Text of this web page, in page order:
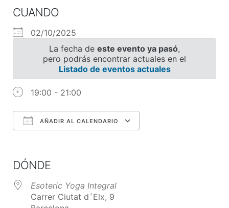
CUANDO
02/10/2025
La fecha de este evento ya pasó,
pero podrás encontrar actuales en el
Listado de eventos actuales
19:00 - 21:00
AÑADIR AL CALENDARIO
DÓNDE
Esoteric Yoga Integral
Carrer Ciutat d´Elx, 9